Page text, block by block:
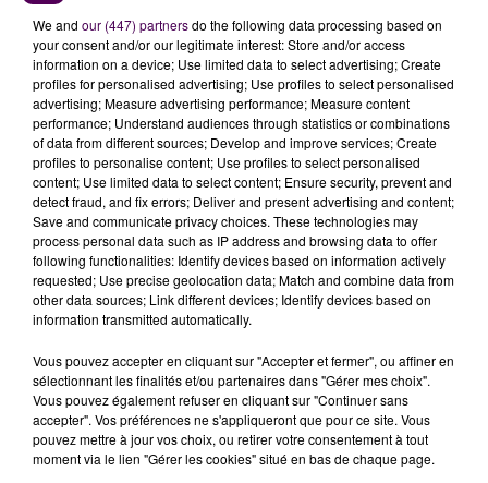
À LA UNE
7 août 2026
Gagnez vos pass pour le V and B Fest' 2026 !
11 juillet 2026
Inscrivez-vous au casting The Voice & The Voice
Kids !
We and our (447) partnersdo the following data processing based on
your consent and/or our legitimate interest: Store and/or access
information on a device; Use limited data to select advertising; Create
profiles for personalised advertising; Use profiles to select personalised
advertising; Measure advertising performance; Measure content
performance; Understand audiences through statistics or combinations
of data from different sources; Develop and improve services; Create
profiles to personalise content; Use profiles to select personalised
content; Use limited data to select content; Ensure security, prevent and
detect fraud, and fix errors; Deliver and present advertising and content;
Save and communicate privacy choices. These technologies may
process personal data such as IP address and browsing data to offer
following functionalities: Identify devices based on information actively
requested; Use precise geolocation data; Match and combine data from
other data sources; Link different devices; Identify devices based on
information transmitted automatically.
Vous pouvez accepter en cliquant sur "Accepter et fermer", ou affiner en
sélectionnant les finalités et/ou partenaires dans "Gérer mes choix".
Vous pouvez également refuser en cliquant sur "Continuer sans
accepter". Vos préférences ne s'appliqueront que pour ce site. Vous
pouvez mettre à jour vos choix, ou retirer votre consentement à tout
moment via le lien "Gérer les cookies" situé en bas de chaque page.